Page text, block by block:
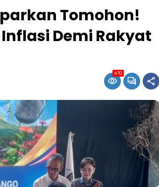
Tomohon!
Demi Rakyat
470